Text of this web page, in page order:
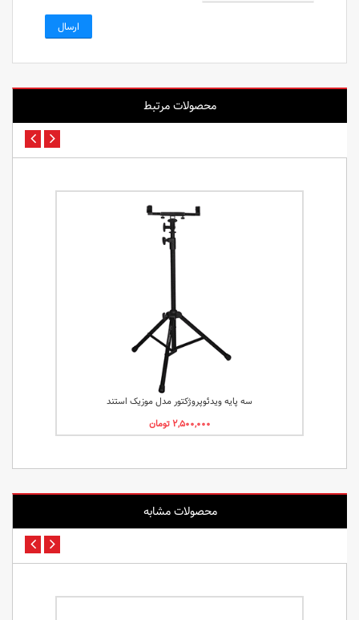
ارسال
محصولات مرتبط
سه پایه ویدئوپروژکتور مدل موزیک استند
محصولات مشابه